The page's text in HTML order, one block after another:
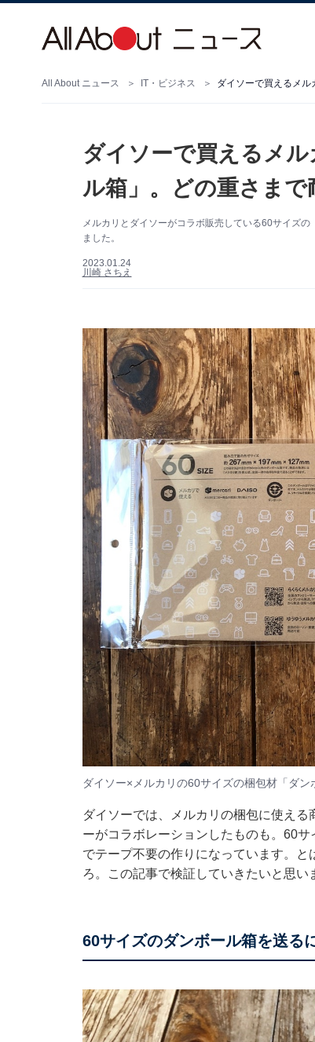
All About ニュース IT・ビジネス ダイソーで買えるメ
ダイソーで買えるメ
ル箱」。どの重さま
メルカリとダイソーがコラボ販売している60サイズ
ました。
2023.01.24
川崎 さちえ
ダイソー×メルカリの60サイズの梱包材「ダン
ダイソーでは、メルカリの梱包に使え
ーがコラボレーションしたものも。60
でテープ不要の作りになっています。
ろ。この記事で検証していきたいと思い
60サイズのダンボール箱を送る